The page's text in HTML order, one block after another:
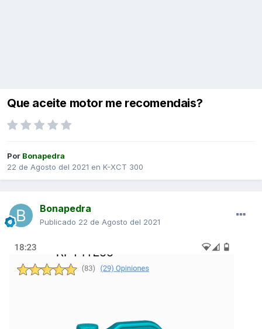
Que aceite motor me recomendais?
Por Bonapedra
22 de Agosto del 2021 en K-XCT 300
Bonapedra
Publicado 22 de Agosto del 2021